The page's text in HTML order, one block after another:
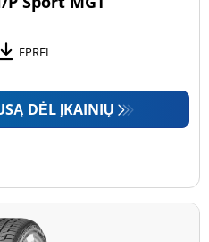
EPREL
DĖL ĮKAINIŲ